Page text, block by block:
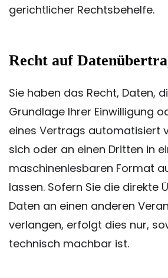
gerichtlicher Rechtsbehelfe.
Recht auf
Sie haben das Recht, Daten,
Grundlage Ihrer Einwilligung
eines Vertrags automatisiert
sich oder an einen Dritten in
maschinenlesbaren Format
lassen. Sofern Sie die direkte
Daten an einen anderen
verlangen, erfolgt dies nur,
technisch machbar ist.